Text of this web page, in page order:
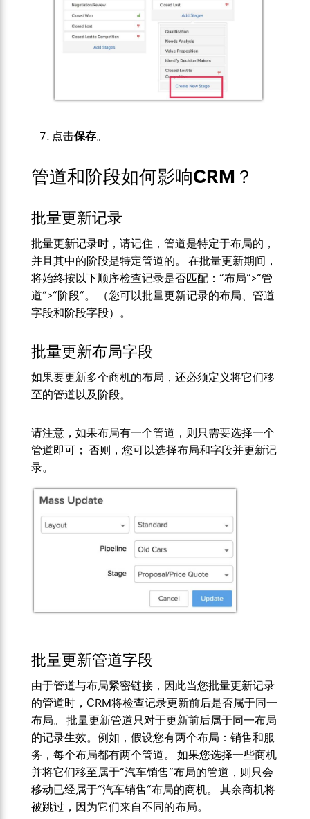
点击保存。
管道和阶段如何影响CRM？
批量更新记录
批量更新记录时，请记住，管道是特定于布局的，
并且其中的阶段是特定管道的。 在批量更新期间，
将始终按以下顺序检查记录是否匹配：“布局”>“管
道”>“阶段”。 （您可以批量更新记录的布局、管道
字段和阶段字段）。
批量更新布局字段
如果要更新多个商机的布局，还必须定义将它们移
至的管道以及阶段。
请注意，如果布局有一个管道，则只需要选择一个
管道即可； 否则，您可以选择布局和字段并更新记
录。
批量更新管道字段
由于管道与布局紧密链接，因此当您批量更新记录
的管道时，CRM将检查记录更新前后是否属于同一
布局。 批量更新管道只对于更新前后属于同一布局
的记录生效。例如，假设您有两个布局：销售和服
务，每个布局都有两个管道。 如果您选择一些商机
并将它们移至属于“汽车销售”布局的管道，则只会
移动已经属于“汽车销售”布局的商机。 其余商机将
被跳过，因为它们来自不同的布局。